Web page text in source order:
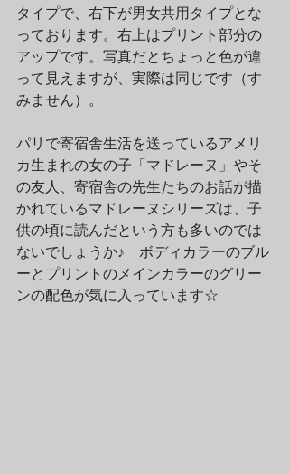
タイプで、右下が男女共用タイプとな
っております。右上はプリント部分の
アップです。写真だとちょっと色が違
って見えますが、実際は同じです（す
みません）。
パリで寄宿舎生活を送っているアメリ
カ生まれの女の子「マドレーヌ」やそ
の友人、寄宿舎の先生たちのお話が描
かれているマドレーヌシリーズは、子
供の頃に読んだという方も多いのでは
ないでしょうか♪　ボディカラーのブル
ーとプリントのメインカラーのグリー
ンの配色が気に入っています☆